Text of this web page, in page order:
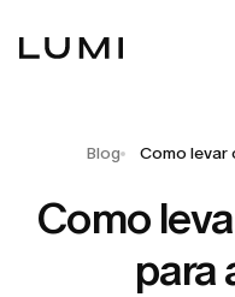
Blog Como levar
Como
para